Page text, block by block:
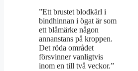
”Ett brustet blodkärl i
bindhinnan i ögat är som
ett blåmärke någon
annanstans på kroppen.
Det röda området
försvinner vanligtvis
inom en till två veckor.”